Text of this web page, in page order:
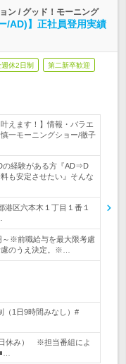
ン / グッド！モーニング
/AD)】正社員登用実績
休2日制 第二新卒歓迎
えます！】情報・バラエ
一モーニングショー/徹子
経験がある方『AD⇒D
も安定させたい』そんな
区六本木１丁目１番１
～※前職給与を最大限考慮
のうえ決定。※…
（1日9時間みなし）#
休み） ※担当番組によ